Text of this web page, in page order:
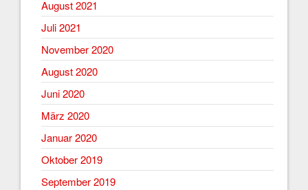
August 2021
Juli 2021
November 2020
August 2020
Juni 2020
März 2020
Januar 2020
Oktober 2019
September 2019